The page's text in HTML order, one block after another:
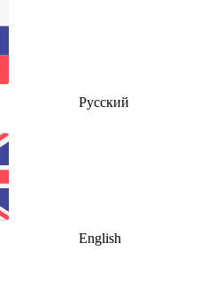
Русский
English